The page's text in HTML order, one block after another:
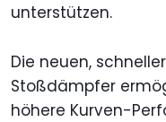
unterstützen.
Die neuen,
Stoßdämpfer
höhere Kurven-